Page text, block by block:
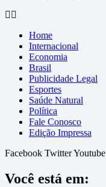
Home
Internacional
Economia
Brasil
Publicidade Legal
Esportes
Saúde Natural
Política
Fale Conosco
Edição Impressa
Facebook TwitterYoutube
Você está em: